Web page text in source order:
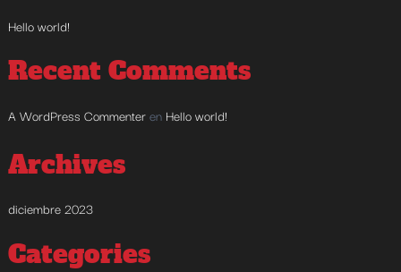
Hello world!
Recent Comments
A WordPress Commenteren Hello world!
Archives
diciembre 2023
Categories